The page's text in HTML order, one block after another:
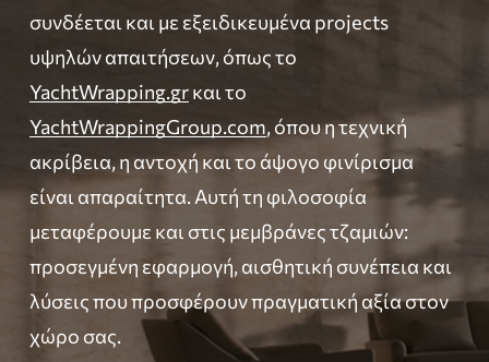
συνδέεται και με εξειδικευμένα projects
υψηλών απαιτήσεων, όπως το
YachtWrapping.grκαι το
YachtWrappingGroup.com, όπου η τεχνική
ακρίβεια, η αντοχή και το άψογο φινίρισμα
είναι απαραίτητα. Αυτή τη φιλοσοφία
μεταφέρουμε και στις μεμβράνες τζαμιών:
προσεγμένη εφαρμογή, αισθητική συνέπεια και
λύσεις που προσφέρουν πραγματική αξία στον
χώρο σας.